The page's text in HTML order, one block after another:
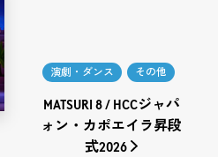
演劇・ダンス その他
MATSURI 8 / HCCジャパ
ォン・カポエイラ昇段
式2026